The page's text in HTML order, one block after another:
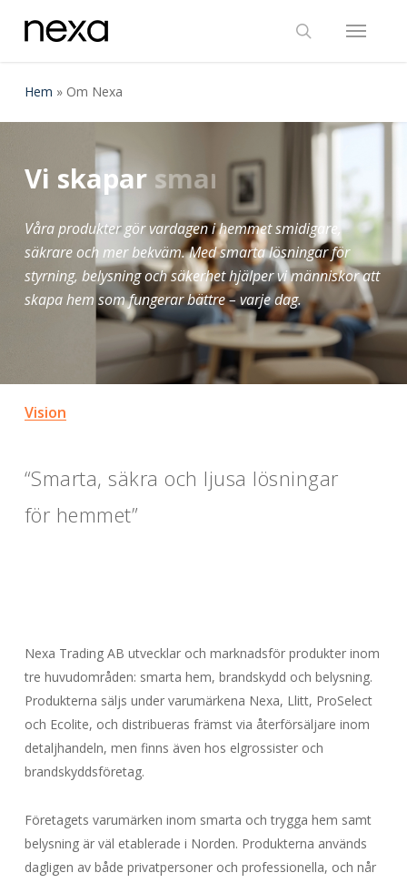
search
Menu
Hem » Om Nexa
Vi skapar smarta hem
Våra produkter gör vardagen i hemmet smidigare,
säkrare och mer bekväm. Med smarta lösningar för
styrning, belysning och säkerhet hjälper vi människor att
skapa hem som fungerar bättre – varje dag.
Vision
“Smarta, säkra och ljusa lösningar
för hemmet”
Nexa Trading AB utvecklar och marknadsför produkter inom
tre huvudområden: smarta hem, brandskydd och belysning.
Produkterna säljs under varumärkena Nexa, Llitt, ProSelect
och Ecolite, och distribueras främst via återförsäljare inom
detaljhandeln, men finns även hos elgrossister och
brandskyddsföretag.
Företagets varumärken inom smarta och trygga hem samt
belysning är väl etablerade i Norden. Produkterna används
dagligen av både privatpersoner och professionella, och når